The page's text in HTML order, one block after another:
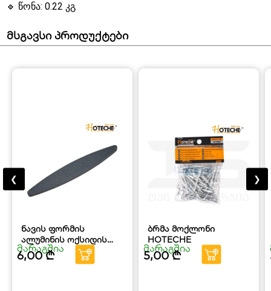
🔹 წონა: 0.22 კგ
მსგავსი პროდუქტები
ნავის ფორმის
ალუმინის ოქსიდის
სალესი ქვა HOTECHE
მარაგშია
6,00₾
ბრმა მოქლონი
HOTECHE
მარაგშია
5,00₾
❮ ❯